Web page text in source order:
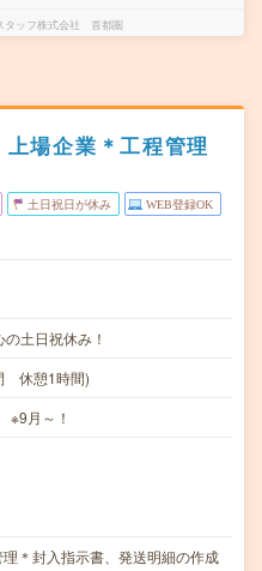
タッフ株式会社 首都圏
場企業＊工程管理
土日祝日が休み WEB登録OK
土日祝休み！
休憩1時間)
月～！
＊封入指示書、発送明細の作成